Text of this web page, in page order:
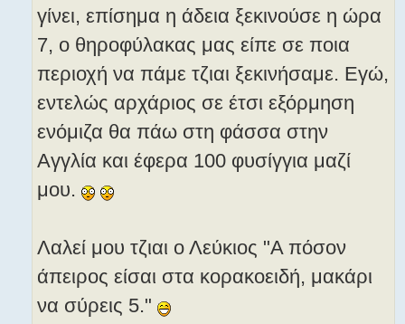
γίνει, επίσημα η άδεια ξεκινούσε η ώρα
7, ο θηροφύλακας μας είπε σε ποια
περιοχή να πάμε τζιαι ξεκινήσαμε. Εγώ,
εντελώς αρχάριος σε έτσι εξόρμηση
ενόμιζα θα πάω στη φάσσα στην
Αγγλία και έφερα 100 φυσίγγια μαζί
μου.
Λαλεί μου τζιαι ο Λεύκιος "Α πόσον
άπειρος είσαι στα κορακοειδή, μακάρι
να σύρεις 5."